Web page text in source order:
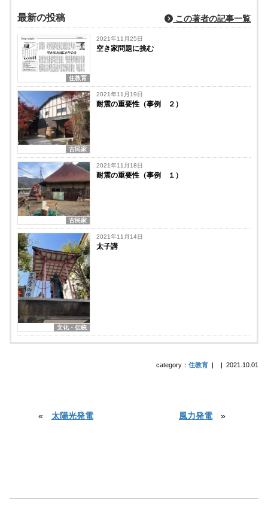
最新の投稿 この著者の記事一覧
住教育
2021年11月25日
空き家問題に挑む
古民家
2021年11月19日
耐震の重要性（事例 ２）
古民家
2021年11月18日
耐震の重要性（事例 １）
文化・伝統
2021年11月14日
太子講
category：住教育 | |2021.10.01
« 太陽光発電 風力発電 »